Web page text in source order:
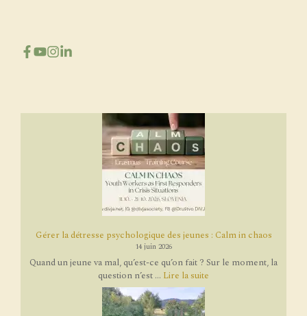
Gérer la détresse psychologique des jeunes : Calm in chaos
14 juin 2026
Quand un jeune va mal, qu’est-ce qu’on fait ? Sur le moment, la
question n’est ... Lire la suite